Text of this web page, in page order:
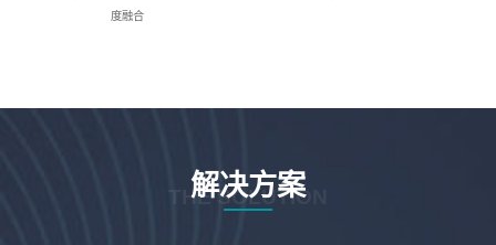
度融合
解决方案
THE SOLUTION